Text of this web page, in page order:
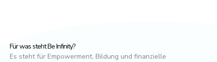
Für was steht Be Infinity?
Es steht für Empowerment, Bildung und finanzielle